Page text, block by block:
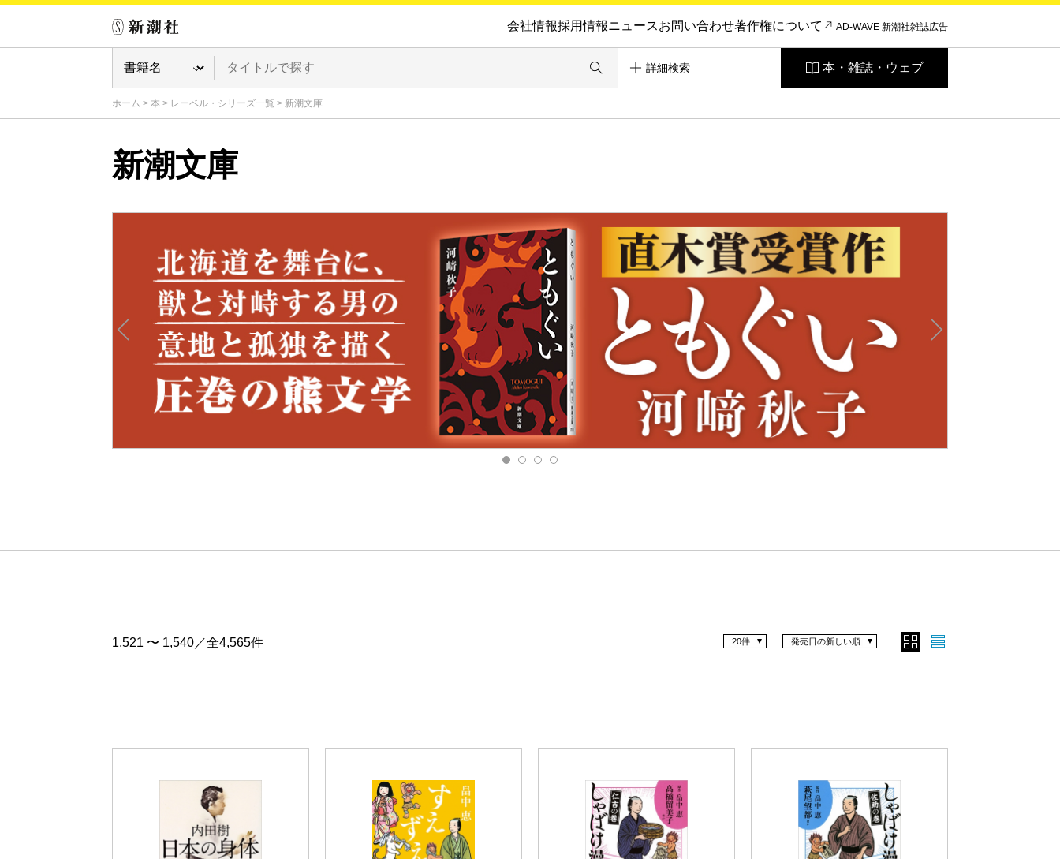
会社情報採用情報ニュースお問い合わせ著作権について AD-WAVE 新潮社雑誌広告
詳細検索 本・雑誌・ウェブ
ホーム > 本 > レーベル・シリーズ一覧 > 新潮文庫
新潮文庫
1,521 〜 1,540／全4,565件 発売日の新しい順
20件